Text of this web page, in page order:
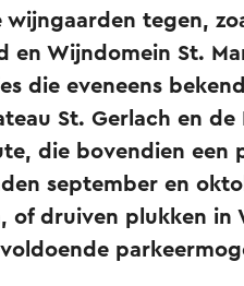
wijngaarden tegen,
en Wijndomein St.
die eveneens
St. Gerlach en
die bovendien
september en
of druiven plukken in